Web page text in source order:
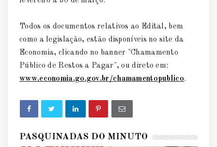
Todos os documentos relativos ao Edital, bem
como a legislação, estão disponíveis no site da
Economia, clicando no banner "Chamamento
Público de Restos a Pagar", ou direto em:
www.economia.go.gov.br/chamamentopublico.
PASQUINADAS DO MINUTO